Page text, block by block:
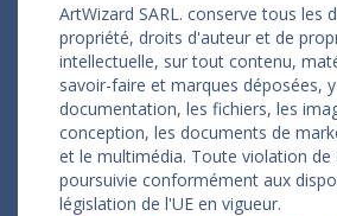
ArtWizard SARL. conserve tous les
propriété, droits d'auteur et de
intellectuelle, sur tout contenu,
savoir-faire et marques déposées,
documentation, les fichiers, les
conception, les documents de
et le multimédia. Toute violation de
poursuivie conformément aux
législation de l'UE en vigueur.